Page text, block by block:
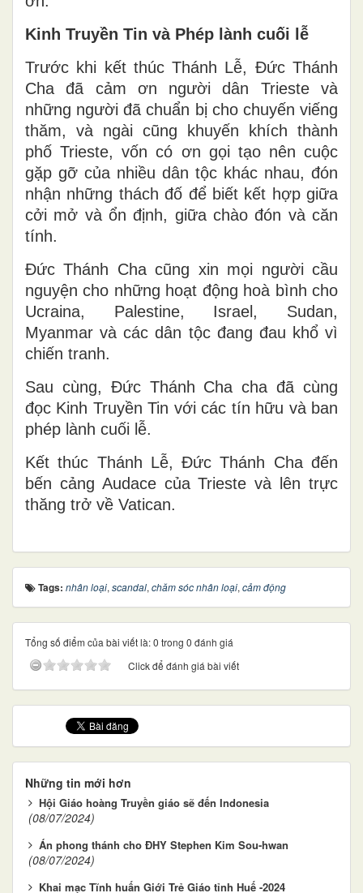
Kinh Truyền Tin và Phép lành cuối lễ
Trước khi kết thúc Thánh Lễ, Đức Thánh
Cha đã cảm ơn người dân Trieste và
những người đã chuẩn bị cho chuyến viếng
thăm, và ngài cũng khuyến khích thành
phố Trieste, vốn có ơn gọi tạo nên cuộc
gặp gỡ của nhiều dân tộc khác nhau, đón
nhận những thách đố để biết kết hợp giữa
cởi mở và ổn định, giữa chào đón và căn
tính.
Đức Thánh Cha cũng xin mọi người cầu
nguyện cho những hoạt động hoà bình cho
Ucraina, Palestine, Israel, Sudan,
Myanmar và các dân tộc đang đau khổ vì
chiến tranh.
Sau cùng, Đức Thánh Cha cha đã cùng
đọc Kinh Truyền Tin với các tín hữu và ban
phép lành cuối lễ.
Kết thúc Thánh Lễ, Đức Thánh Cha đến
bến cảng Audace của Trieste và lên trực
thăng trở về Vatican.
Tags: nhân loại,scandal,chăm sóc nhân loại,cảm động
Tổng số điểm của bài viết là: 0 trong 0 đánh giá
Click để đánh giá bài viết
Những tin mới hơn
Hội Giáo hoàng Truyền giáo sẽ đến Indonesia
(08/07/2024)
Án phong thánh cho ĐHY Stephen Kim Sou-hwan
(08/07/2024)
Khai mạc Tĩnh huấn Giới Trẻ Giáo tỉnh Huế -2024